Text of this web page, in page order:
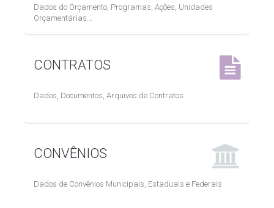
Dados do Orçamento, Programas, Ações, Unidades
Orçamentárias...
CONTRATOS
Dados, Documentos, Arquivos de Contratos
CONVÊNIOS
Dados de Convênios Municipais, Estaduais e Federais